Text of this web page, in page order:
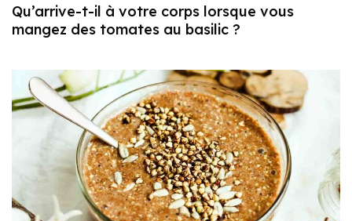
Qu’arrive-t-il à votre corps lorsque vous
mangez des tomates au basilic ?